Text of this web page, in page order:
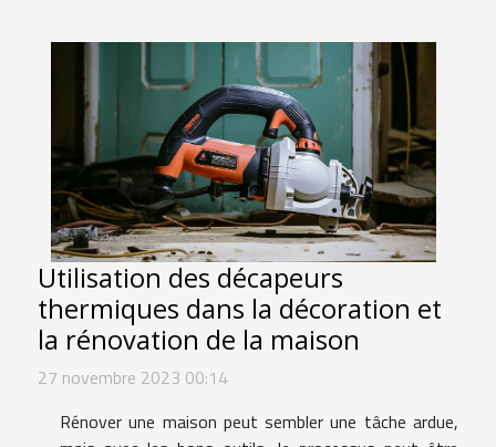
Utilisation des décapeurs
thermiques dans la décoration et
la rénovation de la maison
27 novembre 2023 00:14
Rénover une maison peut sembler une tâche ardue,